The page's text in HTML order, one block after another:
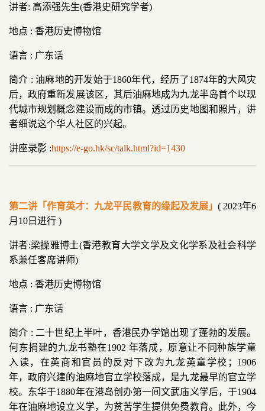
讲者: 高添强先生(香港史研究学者)
地点 : 香港历史博物馆
语言 : 广东话
简介 : 油麻地的开发始于1860年代，经历了1874年的大风灾
后，政府重新发展该区，其后油麻地成为九龙半岛首个以现
代城市规划概念建设而成的市镇。透过历史地图和照片，讲
者细说这个华人社区的兴起。
讲座录影 :https://e-go.hk/sc/talk.html?id=1430
第二讲「作育英才：九龙平民教育的缘起及发展」 ( 2023年6
月10日进行 )
讲者:梁操雅博士(香港教育大学文学及文化学系及社会科学
系兼任客席讲师)
地点 : 香港历史博物馆
语言 : 广东话
简介 : 二十世纪上半叶，香港民办学馆出现了蓬勃的发展。
何东捐建的九龙书塾在1902 年落成，原意让不同种族学童
入读，在英商和官员的反对下改为九龙英童学校；1906
年，政府兴建的油麻地官立学校落成，是九龙最早的官立学
校。东华于1880年在港岛创办第一间文武庙义学后，于1904
年在油麻地设立义学，为贫苦学生提供免费教育。此外，今